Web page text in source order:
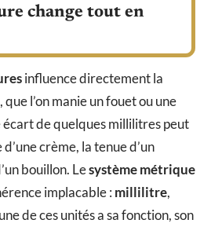
change tout en
influence directement la
l’on manie un fouet ou une
de quelques millilitres peut
crème, la tenue d’un
bouillon. Lesystème métrique
implacable : millilitre,
de ces unités a sa fonction, son